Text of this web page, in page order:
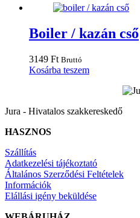
Boiler / kazán cső
3149 Ft Bruttó
Kosárba teszem
Jura - Hivatalos szakkereskedő
HASZNOS
Szállítás
Adatkezelési tájékoztató
Általános Szerződési Feltételek
Információk
Elállási igény beküldése